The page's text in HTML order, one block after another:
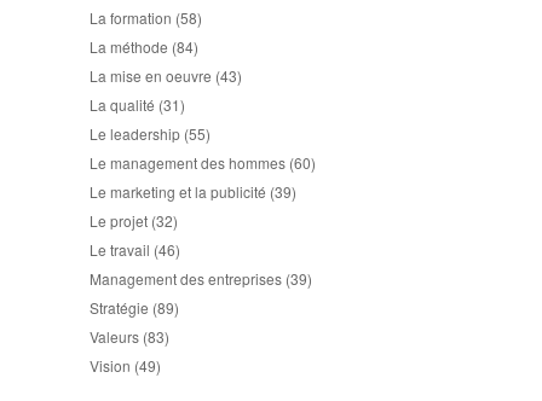
La formation (58)
La méthode (84)
La mise en oeuvre (43)
La qualité (31)
Le leadership (55)
Le management des hommes (60)
Le marketing et la publicité (39)
Le projet (32)
Le travail (46)
Management des entreprises (39)
Stratégie (89)
Valeurs (83)
Vision (49)